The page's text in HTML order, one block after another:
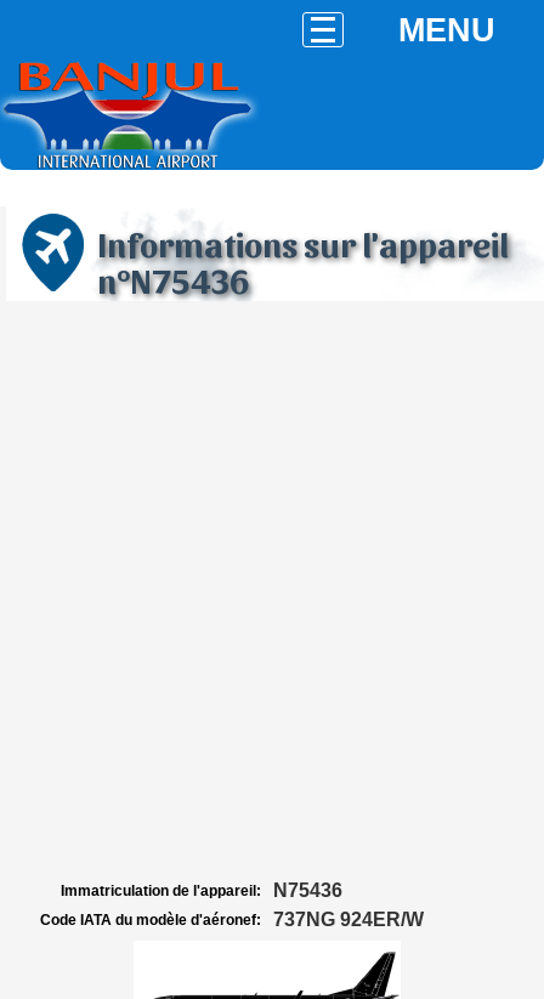
MENU
Informations sur l'appareil
n°N75436
Immatriculation de l'appareil: N75436
Code IATA du modèle d'aéronef: 737NG 924ER/W